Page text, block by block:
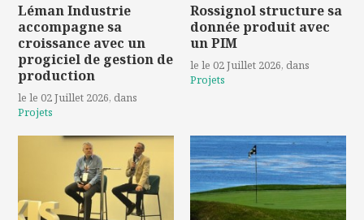
Léman Industrie
accompagne sa
croissance avec un
progiciel de gestion de
production
le le 02 Juillet 2026, dans
Projets
Rossignol structure sa
donnée produit avec
un PIM
le le 02 Juillet 2026, dans
Projets